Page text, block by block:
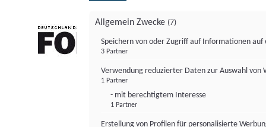
Allgemein Zwecke (7)
Speichern von oder Zugriff auf Informationen auf
3 Partner
Verwendung reduzierter Daten zur Auswahl von
1 Partner
- mit berechtigtem Interesse
1 Partner
Erstellung von Profilen für personalisierte
FONDS professionell